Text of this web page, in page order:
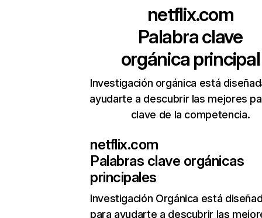
netflix.com
Palabra clave
orgánica principal
Investigación orgánica está
ayudarte a descubrir las mejores
clave de la competencia.
netflix.com
Palabras clave orgánicas
principales
Investigación Orgánica está
para ayudarte a descubrir las